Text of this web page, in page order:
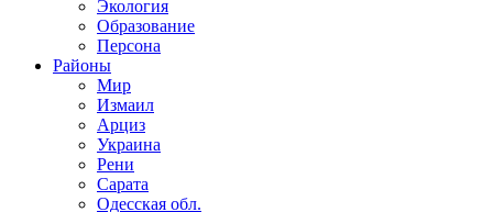
Экология
Образование
Персона
Районы
Мир
Измаил
Арциз
Украина
Рени
Сарата
Одесская обл.